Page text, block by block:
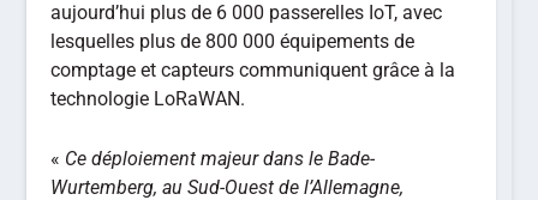
aujourd’hui plus de 6 000 passerelles IoT, avec
lesquelles plus de 800 000 équipements de
comptage et capteurs communiquent grâce à la
technologie LoRaWAN.
« Ce déploiement majeur dans le Bade-
Wurtemberg, au Sud-Ouest de l’Allemagne,